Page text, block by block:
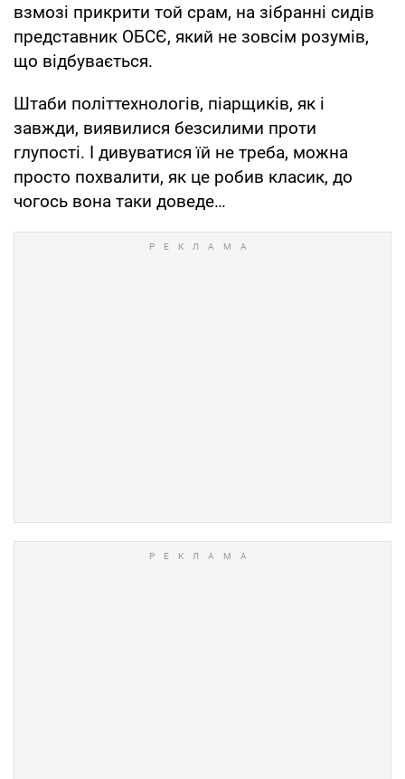
взмозі прикрити той срам, на зібранні сидів
представник ОБСЄ, який не зовсім розумів,
що відбувається.
Штаби політтехнологів, піарщиків, як і
завжди, виявилися безсилими проти
глупості. І дивуватися їй не треба, можна
просто похвалити, як це робив класик, до
чогось вона таки доведе…